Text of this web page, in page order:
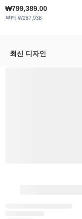
₩799,389.00
부터 ₩287,938
최신 디자인